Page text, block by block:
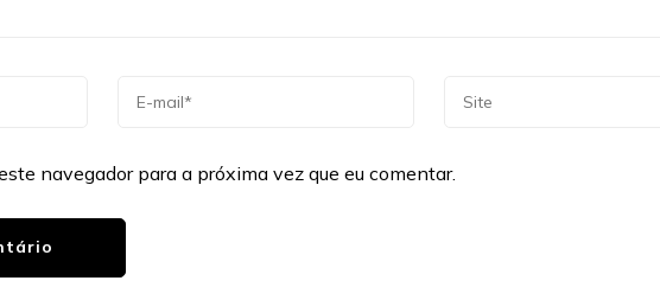
navegador para a próxima vez que eu comentar.